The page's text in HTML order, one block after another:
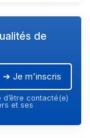
de
➔ Je m'inscris
contacté(e)
et ses